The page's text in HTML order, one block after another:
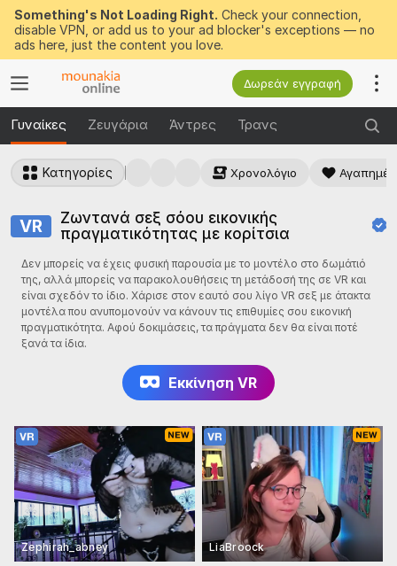
Something's Not Loading Right. Check your connection,
disable VPN, or add us to your ad blocker's exceptions — no
ads here, just the content you love.
Δωρεάν εγγραφή
Γυναίκες Ζευγάρια Άντρες Τρανς
Κατηγορίες Χρονολόγιο
VR
Ζωντανά σεξ σόου εικονικής
πραγματικότητας με κορίτσια
Δεν μπορείς να έχεις φυσική παρουσία με το μοντέλο στο δωμάτιό
της, αλλά μπορείς να παρακολουθήσεις τη μετάδοσή της σε VR και
είναι σχεδόν το ίδιο. Χάρισε στον εαυτό σου λίγο VR σεξ με άτακτα
μοντέλα που ανυπομονούν να κάνουν τις επιθυμίες σου εικονική
πραγματικότητα. Αφού δοκιμάσεις, τα πράγματα δεν θα είναι ποτέ
ξανά τα ίδια.
Εκκίνηση VR
Zephirah_abney LiaBroock